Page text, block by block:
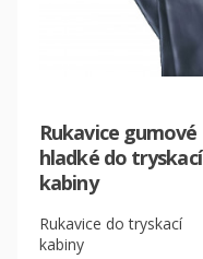
Rukavice gumové
hladké do tryskací
kabiny
Rukavice do tryskací
kabiny